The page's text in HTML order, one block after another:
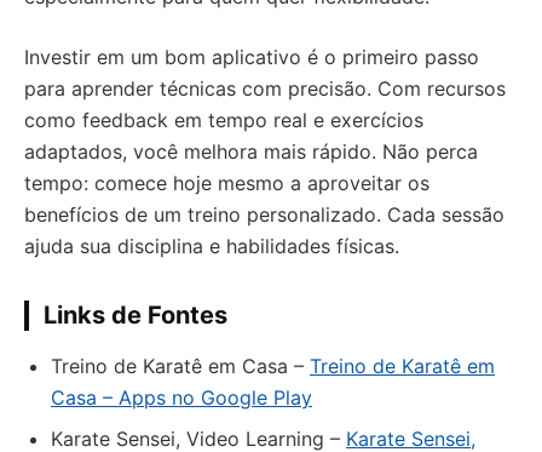
Investir em um bom aplicativo é o primeiro passo
para aprender técnicas com precisão. Com recursos
como feedback em tempo real e exercícios
adaptados, você melhora mais rápido. Não perca
tempo: comece hoje mesmo a aproveitar os
benefícios de um treino personalizado. Cada sessão
ajuda sua disciplina e habilidades físicas.
Links de Fontes
Treino de Karatê em Casa – Treino de Karatê em
Casa – Apps no Google Play
Karate Sensei, Video Learning – Karate Sensei,